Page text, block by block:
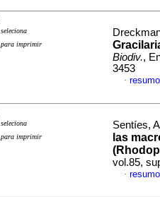
seleciona
para imprimir
Biodiv.,
3453
·
seleciona
para imprimir
Sentíes,
las
vol.85,
·